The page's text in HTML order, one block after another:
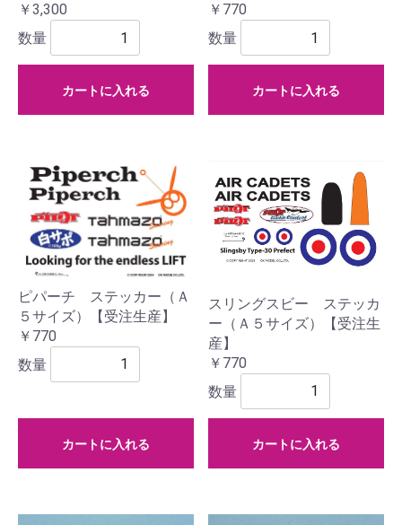
￥3,300
数量
カートに入れる
￥770
数量
カートに入れる
ピパーチ ステッカー（Ａ
５サイズ）【受注生産】
￥770
数量
カートに入れる
スリングスビー ステッカ
ー（Ａ５サイズ）【受注生
産】
￥770
数量
カートに入れる